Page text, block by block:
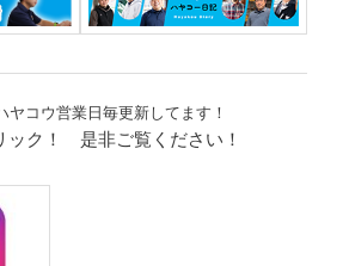
コウ営業日毎更新してます！
ック！ 是非ご覧ください！